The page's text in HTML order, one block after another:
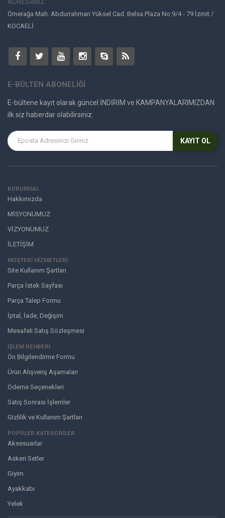
Ömerağa Mah. Abdurrahman Yüksel Cad. Belsa Plaza No:9/4 - 79 İzmit /
KOCAELİ
E-BÜLTEN ABONELİĞİ
E-bültene kayıt olarak güncel İNDİRİM ve KAMPANYALARIMIZDAN
ilk siz haberdar olabilirsiniz.
KAYIT OL
KURUMSAL
Hakkımızda
MİSYONUMUZ
VİZYONUMUZ
İLETİŞİM
MÜŞTERI HIZMETLERI
Site Kullanım Şartları
Parça İstek Sayfası
Parça Talep Formu
İptal, İade, Değişim
Mesafeli Satış Sözleşmesi
İŞLEM REHBERİ
Ön Bilgilendirme Formu
Ürün Alışveriş Aşamaları
Ödeme Seçenekleri
Satış Sonrası İşlemler
Gizlilik ve Kullanım Şartları
POPÜLER KATEGORİLER
Aksesuarlar
Askeri Setler
Giyim
Ayakkabı
Yelek